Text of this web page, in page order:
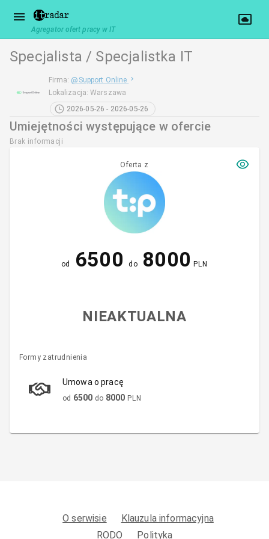
Agregator ofert pracy w IT
Specjalista / Specjalistka IT
Firma: @ Support Online
Lokalizacja:Warszawa
2026-05-26 - 2026-05-26
Umiejętności występujące w ofercie
Brak informacji
Oferta z
od 6500 do 8000 PLN
NIEAKTUALNA
Formy zatrudnienia
Umowa o pracę
od 6500 do 8000 PLN
O serwisie
Klauzula informacyjna
RODO
Polityka